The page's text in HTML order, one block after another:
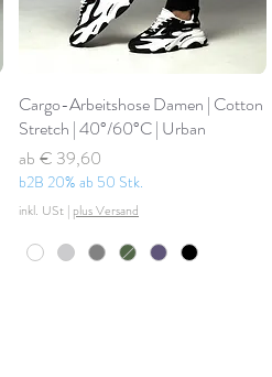
Cargo-Arbeitshose Damen | Cotton
Stretch | 40°/60°C | Urban
ab
Standardpreis
€ 39,60
Sale-Preis
b2B 20% ab 50 Stk.
inkl. USt | plus Versand